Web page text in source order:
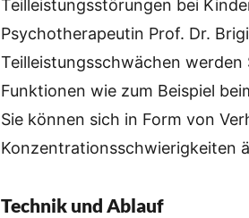
Teilleistungsstörungen bei
Psychotherapeutin Prof. Dr.
Teilleistungsschwächen
Funktionen wie zum Beispiel
Sie können sich in Form von
Konzentrationsschwierigkeiten
Technik und Ablauf